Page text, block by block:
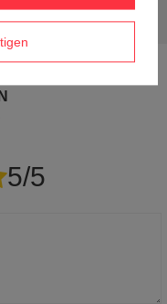
Stelle eine Frage
5/5